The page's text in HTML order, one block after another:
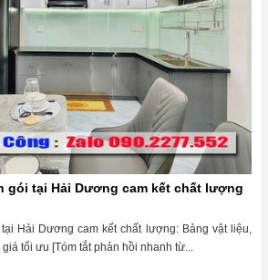
gói tại Hải Dương cam kết chất lượng
Hải Dương cam kết chất lượng: Bảng vật liệu,
tối ưu [Tóm tắt phản hồi nhanh từ...